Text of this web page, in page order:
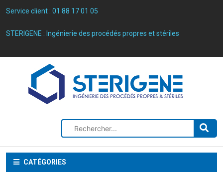
Service client : 01 88 17 01 05
STERIGENE : Ingénierie des procédés propres et stériles
CATÉGORIES